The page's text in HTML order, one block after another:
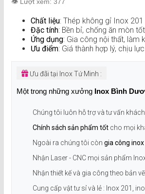
Chất liệu: Thép không gỉ Inox
Đặc tính: Bền bỉ, chống ăn mòn
Ứng dụng: Gia công nội thất, làm
Ưu điểm: Giá thành hợp lý, chịu
Ưu đãi tại Inox Tứ Minh :
Một trong những xưởng Inox Bình
Chúng tôi luôn hỗ trợ và tư vấn
Chính sách sản phẩm tốt cho mọi
Ngoài ra chúng tôi còn gia công inox
Nhận Laser - CNC mọi sản phẩm
Nhận thiết kế và gia công theo bản vẽ
Cung cấp vật tư sỉ và lẻ : Inox 201,